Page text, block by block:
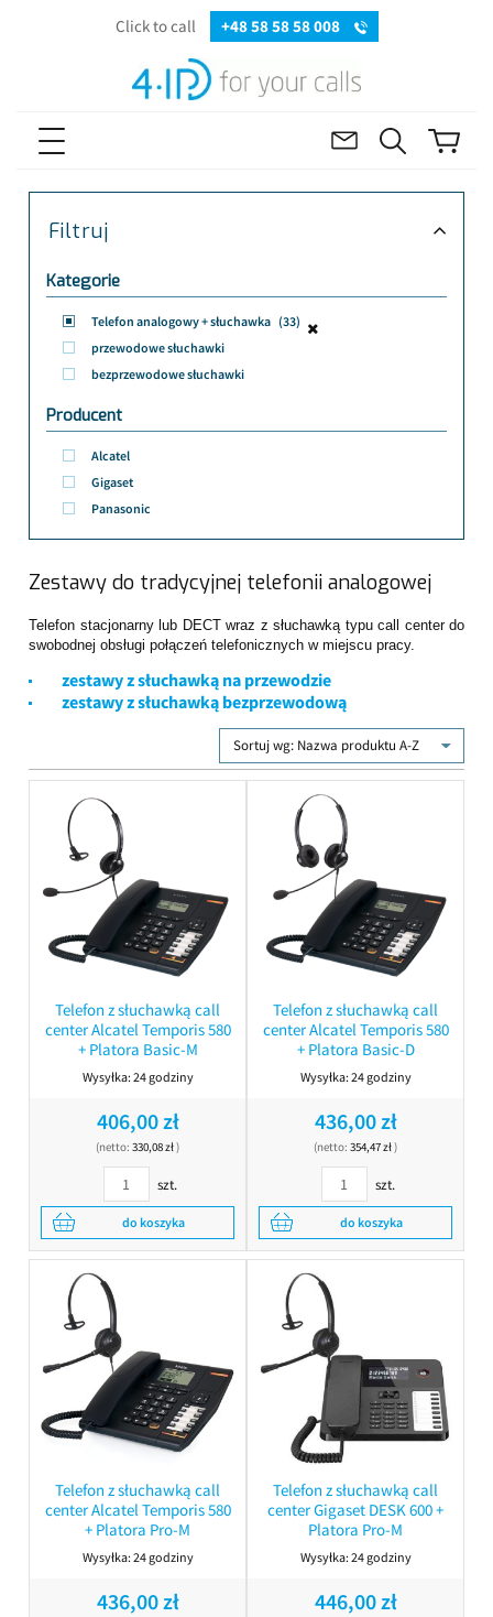
Click to call +48 58 58 58 008
Filtruj
Kategorie
Telefon analogowy + słuchawka (33)
przewodowe słuchawki
bezprzewodowe słuchawki
Producent
Alcatel
Gigaset
Panasonic
Zestawy do tradycyjnej telefonii analogowej
Telefon stacjonarny lub DECT wraz z słuchawką typu call center do
swobodnej obsługi połączeń telefonicznych w miejscu pracy.
zestawy z słuchawką na przewodzie
zestawy z słuchawką bezprzewodową
Sortuj wg: Nazwa produktu A-Z
Telefon z słuchawką call
center Alcatel Temporis 580
+ Platora Basic-M
Wysyłka:24 godziny
406,00 zł
(netto: 330,08 zł)
szt.
do koszyka
Telefon z słuchawką call
center Alcatel Temporis 580
+ Platora Basic-D
Wysyłka:24 godziny
436,00 zł
(netto: 354,47 zł)
szt.
do koszyka
Telefon z słuchawką call
center Alcatel Temporis 580
+ Platora Pro-M
Wysyłka:24 godziny
436,00 zł
Telefon z słuchawką call
center Gigaset DESK 600 +
Platora Pro-M
Wysyłka:24 godziny
446,00 zł